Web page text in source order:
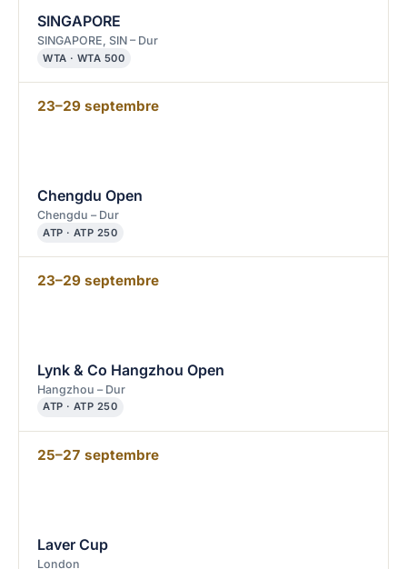
SINGAPORE
SINGAPORE, SIN – Dur
WTA · WTA 500
23–29 septembre
Chengdu Open
Chengdu – Dur
ATP · ATP 250
23–29 septembre
Lynk & Co Hangzhou Open
Hangzhou – Dur
ATP · ATP 250
25–27 septembre
Laver Cup
London